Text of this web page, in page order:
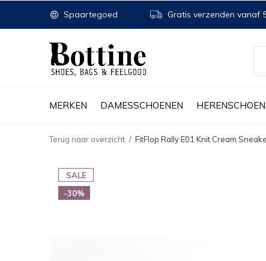
MERKEN DAMESSCHOENEN
Spaartegoed Gratis verzenden vanaf
Terug naar overzicht FitFlop Rally E01 Knit Cream
SALE
-30%